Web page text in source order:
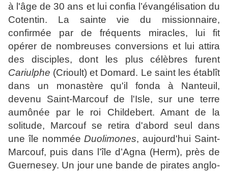
à l'âge de 30 ans et lui confia l’évangélisation du
Cotentin. La sainte vie du missionnaire,
confirmée par de fréquents miracles, lui fit
opérer de nombreuses conversions et lui attira
des disciples, dont les plus célèbres furent
Cariulphe (Crioult) et Domard. Le saint les établît
dans un monastère qu'il fonda à Nanteuil,
devenu Saint-Marcouf de l'Isle, sur une terre
aumônée par le roi Childebert. Amant de la
solitude, Marcouf se retira d'abord seul dans
une île nomméeDuolimones, aujourd'hui Saint-
Marcouf, puis dans l’île d’Agna (Herm), près de
Guernesey. Un jour une bande de pirates anglo-